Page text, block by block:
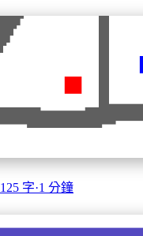
125 字·1 分鐘